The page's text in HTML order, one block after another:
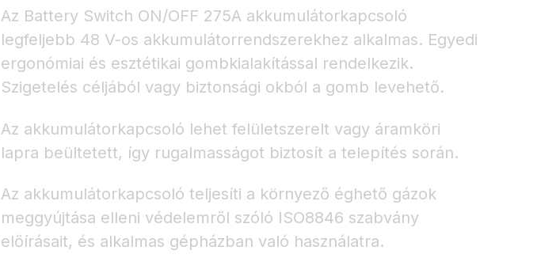
Az Battery Switch ON/OFF 275A akkumulátorkapcsoló
legfeljebb 48 V-os akkumulátorrendszerekhez alkalmas. Egyedi
ergonómiai és esztétikai gombkialakítással rendelkezik.
Szigetelés céljából vagy biztonsági okból a gomb levehető.
Az akkumulátorkapcsoló lehet felületszerelt vagy áramköri
lapra beültetett, így rugalmasságot biztosít a telepítés során.
Az akkumulátorkapcsoló teljesíti a környező éghető gázok
meggyújtása elleni védelemről szóló ISO8846 szabvány
előírásait, és alkalmas gépházban való használatra.